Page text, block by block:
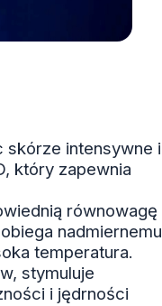
skórze intensywne i
który zapewnia
równowagę
nadmiernemu
temperatura.
stymuluje
i jędrności